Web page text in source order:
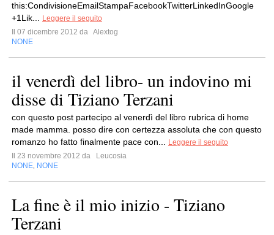
this:CondivisioneEmailStampaFacebookTwitterLinkedInGoogle
+1Lik...
Leggere il seguito
Il 07 dicembre 2012 da Alextog
NONE
il venerdì del libro- un indovino mi
disse di Tiziano Terzani
con questo post partecipo al venerdì del libro rubrica di home
made mamma. posso dire con certezza assoluta che con questo
romanzo ho fatto finalmente pace con...
Leggere il seguito
Il 23 novembre 2012 da
Leucosia
NONE NONE
La fine è il mio inizio - Tiziano
Terzani